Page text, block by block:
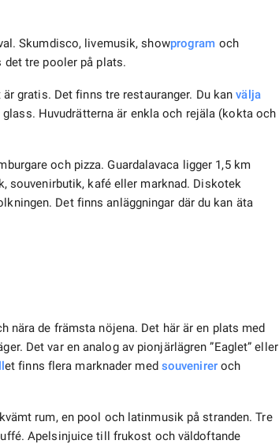
Skumdisco, livemusik, showprogram och
det tre pooler på plats.
gratis. Det finns tre restauranger. Du kanvälja
Huvudrätterna är enkla och rejäla (kokta och
och pizza. Guardalavaca ligger 1,5 km
souvenirbutik, kafé eller marknad. Diskotek
Det finns anläggningar där du kan äta
nära de främsta nöjena. Det här är en plats med
Det var en analog av pionjärlägren ”Eaglet” eller
et finns flera marknader med souvenireroch
rum, en pool och latinmusik på stranden. Tre
Apelsinjuice till frukost och väldoftande